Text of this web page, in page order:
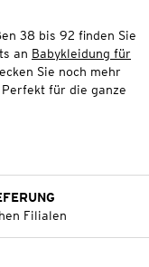
38 bis 92 finden Sie
an Babykleidung für
Sie noch mehr
für die ganze
Filialen